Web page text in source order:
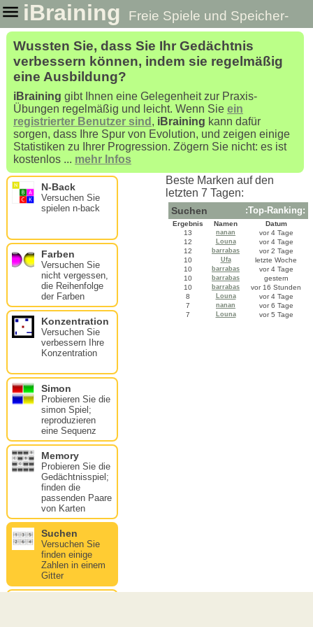
iBraining
Freie Spiele und Speicher-
Tests zu verbessern und zu trainieren Ihr Gehirn
Wussten Sie, dass Sie Ihr Gedächtnis
verbessern können, indem sie regelmäßig
eine Ausbildung?
iBraining gibt Ihnen eine Gelegenheit zur Praxis-
Übungen regelmäßig und leicht. Wenn Sie ein
registrierter Benutzer sind , iBraining kann dafür
sorgen, dass Ihre Spur von Evolution, und zeigen einige
Statistiken zu Ihrer Progression. Zögern Sie nicht: es ist
kostenlos ... mehr Infos
N-Back
Versuchen Sie
spielen n-back
Farben
Versuchen Sie
nicht vergessen,
die Reihenfolge
der Farben
Konzentration
Versuchen Sie
verbessern Ihre
Konzentration
Simon
Probieren Sie die
simon Spiel;
reproduzieren
eine Sequenz
Memory
Probieren Sie die
Gedächtnisspiel;
finden die
passenden Paare
von Karten
Suchen
Versuchen Sie
finden einige
Zahlen in einem
Gitter
Beste Marken auf den
letzten 7 Tagen:
Suchen :Top-Ranking:
Ergebnis Namen
Datum
13
nanan
vor 4 Tage
12
Louna
vor 4 Tage
12
barrabas
vor 2 Tage
10
Ufa
letzte Woche
10
barrabas
vor 4 Tage
10
barrabas
gestern
10
barrabas
vor 16 Stunden
8
Louna
vor 4 Tage
7
nanan
vor 6 Tage
7
Louna vor 5 Tage